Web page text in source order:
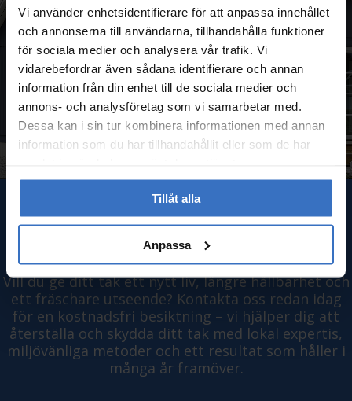
Vi använder enhetsidentifierare för att anpassa innehållet
och annonserna till användarna, tillhandahålla funktioner
för sociala medier och analysera vår trafik. Vi
vidarebefordrar även sådana identifierare och annan
information från din enhet till de sociala medier och
annons- och analysföretag som vi samarbetar med.
Dessa kan i sin tur kombinera informationen med annan
information som du har tillhandahållit eller som de har
Tillåt alla
Anpassa
BOKA TAKMÅLNING I SKÅNE
IDAG
Vill du ge ditt tak ett nytt liv, längre hållbarhet och
ett fräschare utseende? Kontakta oss redan idag
för en kostnadsfri besiktning – vi hjälper dig att
återställa och skydda ditt tak med lokal expertis,
miljövänliga metoder och ett resultat som håller i
många år framöver.